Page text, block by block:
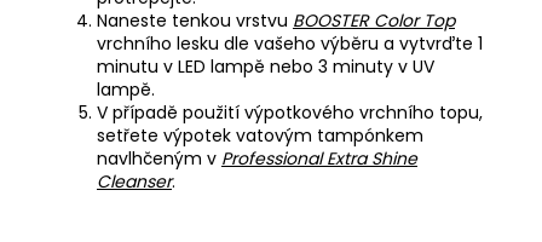
Naneste tenkou vrstvu BOOSTER Color Top
vrchního lesku dle vašeho výběru a vytvrďte 1
minutu v LED lampě nebo 3 minuty v UV
lampě.
V případě použití výpotkového vrchního topu,
setřete výpotek vatovým tampónkem
navlhčeným v Professional Extra Shine
Cleanser.